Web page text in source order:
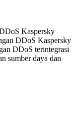
Kaspersky
DDoS Kaspersky
DDoS terintegrasi
sumber daya dan